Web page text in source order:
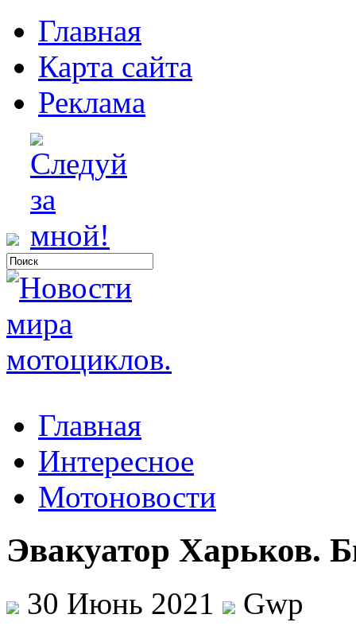
Главная
Карта сайта
Реклама
Главная
Интересное
Мотоновости
Эвакуатор Харьков.
30 Июнь 2021
Gwp